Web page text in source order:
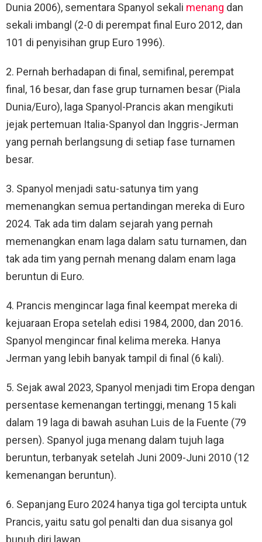
Dunia 2006), sementara Spanyol sekali menang dan
sekali imbangl (2-0 di perempat final Euro 2012, dan
101 di penyisihan grup Euro 1996).
2. Pernah berhadapan di final, semifinal, perempat
final, 16 besar, dan fase grup turnamen besar (Piala
Dunia/Euro), laga Spanyol-Prancis akan mengikuti
jejak pertemuan Italia-Spanyol dan Inggris-Jerman
yang pernah berlangsung di setiap fase turnamen
besar.
3. Spanyol menjadi satu-satunya tim yang
memenangkan semua pertandingan mereka di Euro
2024. Tak ada tim dalam sejarah yang pernah
memenangkan enam laga dalam satu turnamen, dan
tak ada tim yang pernah menang dalam enam laga
beruntun di Euro.
4. Prancis mengincar laga final keempat mereka di
kejuaraan Eropa setelah edisi 1984, 2000, dan 2016.
Spanyol mengincar final kelima mereka. Hanya
Jerman yang lebih banyak tampil di final (6 kali).
5. Sejak awal 2023, Spanyol menjadi tim Eropa dengan
persentase kemenangan tertinggi, menang 15 kali
dalam 19 laga di bawah asuhan Luis de la Fuente (79
persen). Spanyol juga menang dalam tujuh laga
beruntun, terbanyak setelah Juni 2009-Juni 2010 (12
kemenangan beruntun).
6. Sepanjang Euro 2024 hanya tiga gol tercipta untuk
Prancis, yaitu satu gol penalti dan dua sisanya gol
bunuh diri lawan.